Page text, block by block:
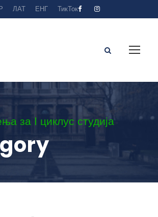
ЛАТ ЕНГ ТикТок
за I циклус студија